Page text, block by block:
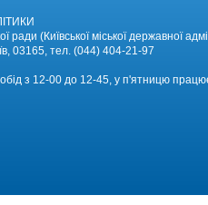
ради (Київської міської державної
03165, тел. (044) 404-21-97
з 12-00 до 12-45, у п'ятницю